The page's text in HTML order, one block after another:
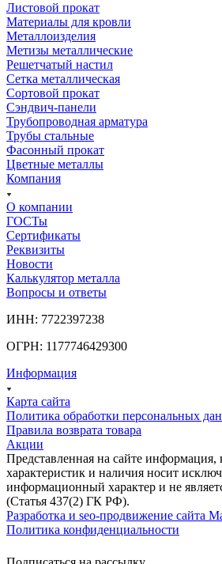
Листовой прокат
Материалы для кровли
Металлоизделия
Метизы металлические
Решетчатый настил
Сетка металлическая
Сортовой прокат
Сэндвич-панели
Трубопроводная арматура
Трубы стальные
Фасонный прокат
Цветные металлы
Компания
О компании
ГОСТы
Сертификаты
Реквизиты
Новости
Калькулятор металла
Вопросы и ответы
ИНН: 7722397238
ОГРН: 1177746429300
Информация
Карта сайта
Политика обработки персональных
Правила возврата товара
Акции
Представленная на сайте информация,
характеристик и наличия носит
информационный характер и не
(Статья 437(2) ГК РФ).
Разработка и seo-продвижение сайта
Политика конфиденциальности